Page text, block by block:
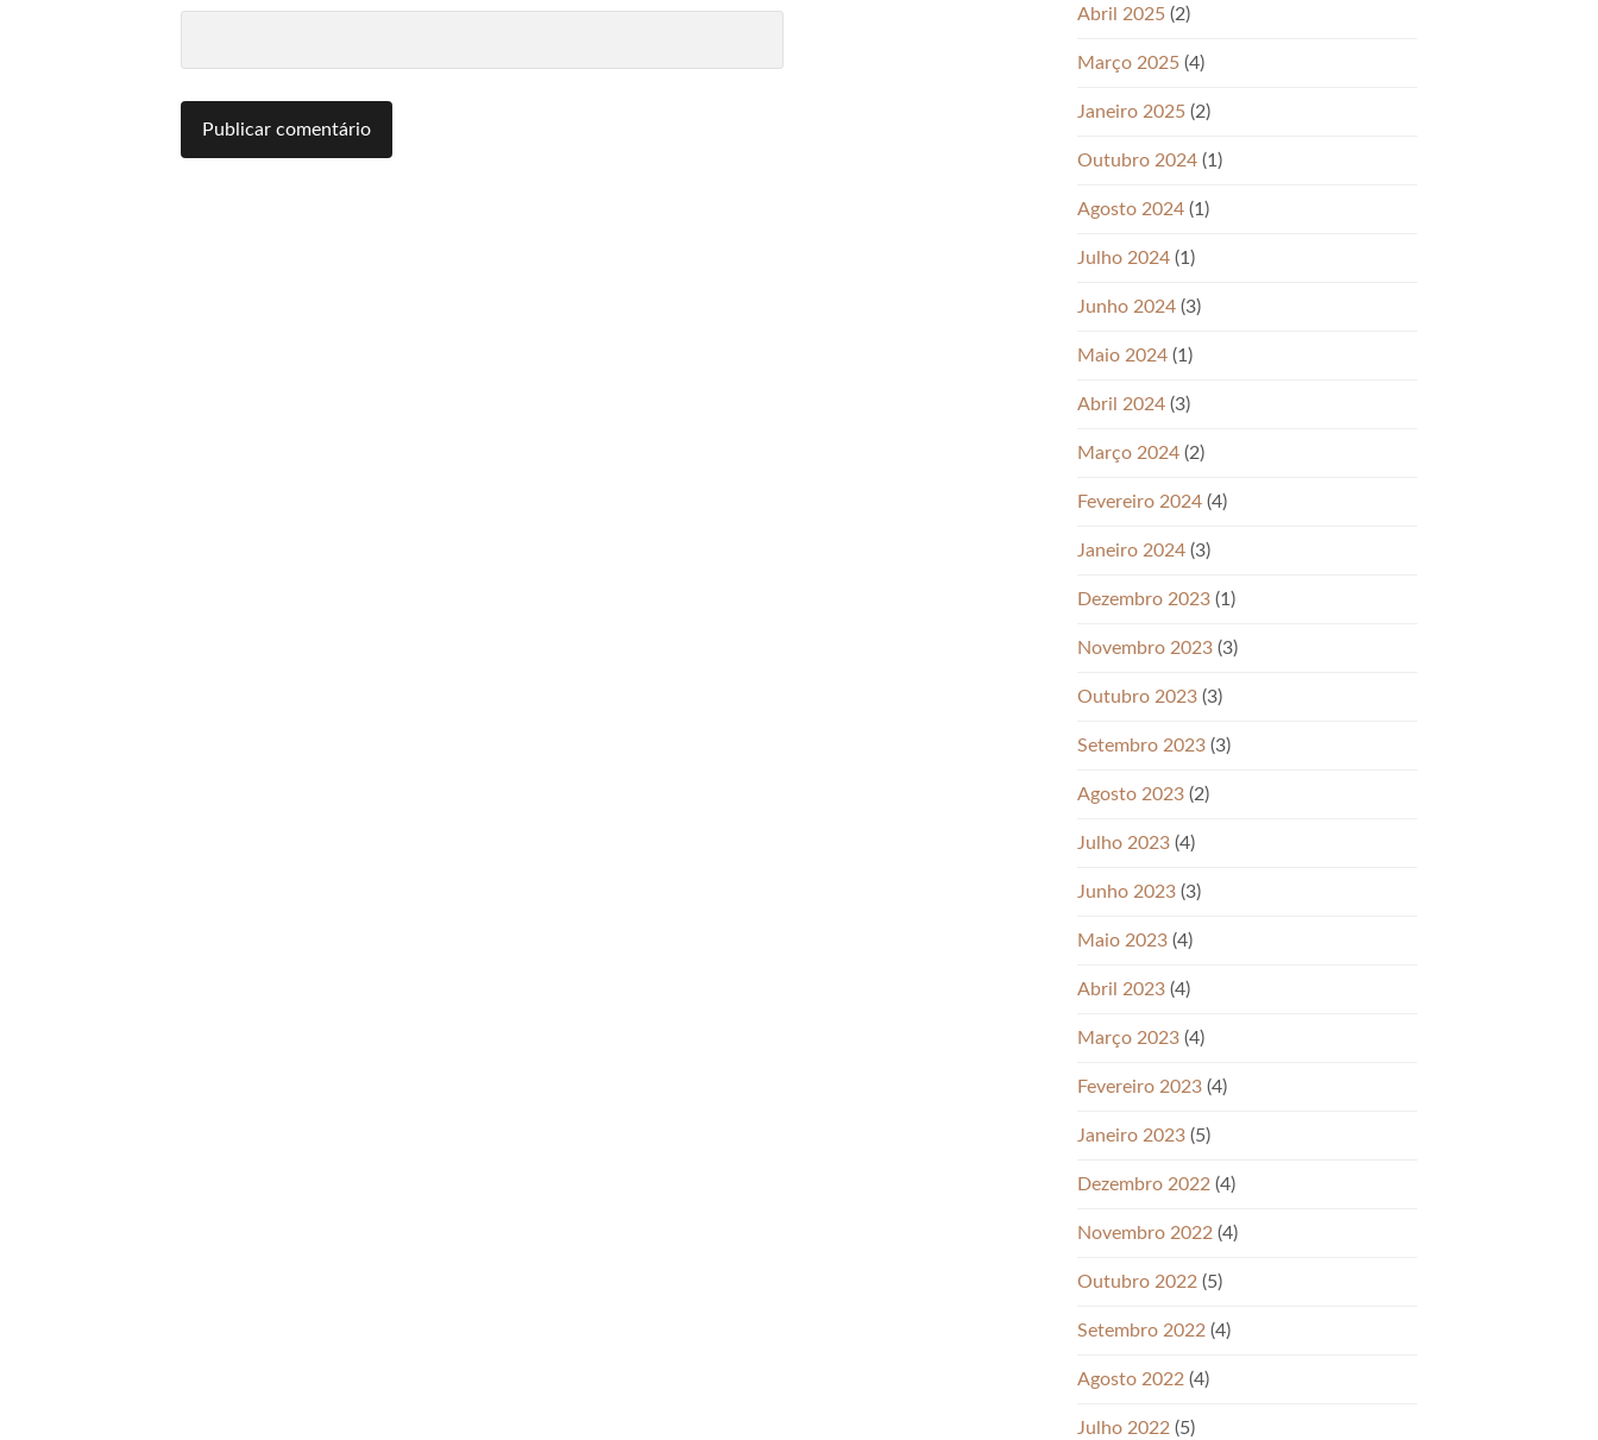
Abril 2025 (2)
Março 2025 (4)
Janeiro 2025 (2)
Outubro 2024 (1)
Agosto 2024 (1)
Julho 2024 (1)
Junho 2024 (3)
Maio 2024 (1)
Abril 2024 (3)
Março 2024 (2)
Fevereiro 2024 (4)
Janeiro 2024 (3)
Dezembro 2023 (1)
Novembro 2023 (3)
Outubro 2023 (3)
Setembro 2023 (3)
Agosto 2023 (2)
Julho 2023 (4)
Junho 2023 (3)
Maio 2023 (4)
Abril 2023 (4)
Março 2023 (4)
Fevereiro 2023 (4)
Janeiro 2023 (5)
Dezembro 2022 (4)
Novembro 2022 (4)
Outubro 2022 (5)
Setembro 2022 (4)
Agosto 2022 (4)
Julho 2022 (5)